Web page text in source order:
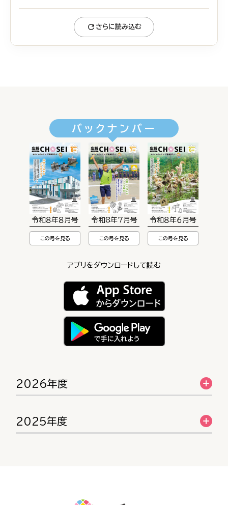
さらに読み込む
バックナンバー
令和８年８月号
この号を見る
令和8年7月号
この号を見る
令和８年６月号
この号を見る
アプリをダウンロードして読む
2026年度
2025年度